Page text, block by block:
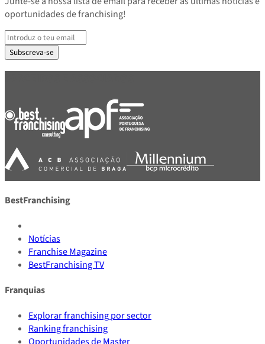
oportunidades de franchising!
Subscreva-se
BestFranchising
Notícias
Franchise Magazine
BestFranchising TV
Franquias
Explorar franchising por sector
Ranking franchising